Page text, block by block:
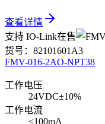
查看详情
支持 IO-Link在售
货号： 82101601A3
FMV-016-2AO-NPT38
工作电压
24VDC±10%
工作电流
<100mA